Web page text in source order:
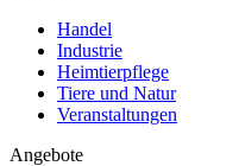
Handel
Industrie
Heimtierpflege
Tiere und Natur
Veranstaltungen
Angebote